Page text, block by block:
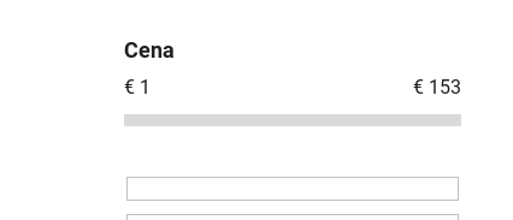
Cena
€ 1 € 153